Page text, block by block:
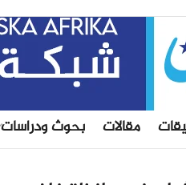
مقالات بحوث ودراسات